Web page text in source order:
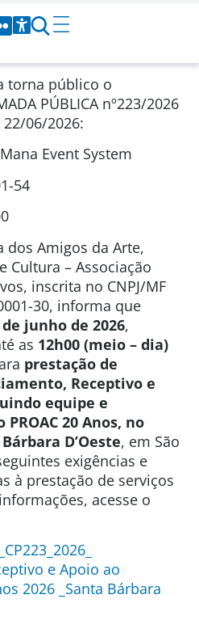
torna público o
PÚBLICA nº223/2026
22/06/2026:
Event System
54
dos Amigos da Arte,
Cultura – Associação
inscrita no CNPJ/MF
30, informa que
de junho de 2026,
as 12h00 (meio – dia)
prestação de
Receptivo e
equipe e
20 Anos, no
D’Oeste, em São
exigências e
à prestação de serviços
acesse o
e Apoio ao
2026 _Santa Bárbara